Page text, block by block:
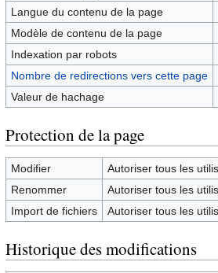
Langue du contenu de la page
Modèle de contenu de la page
Indexation par robots
Nombre de redirections vers cette page
Valeur de hachage
Protection de la page
Modifier
Autoriser tous les
Renommer
Autoriser tous les
Import de fichiers
Autoriser tous les
Historique des modifications